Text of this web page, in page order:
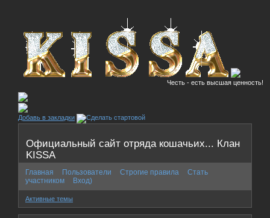
Честь - есть высшая ценность!
Добавь в закладки
Официальный сайт отряда кошачьих... Клан
KISSA
Главная Пользователи Строгие правила
Стать
участником
Вход)
Активные темы